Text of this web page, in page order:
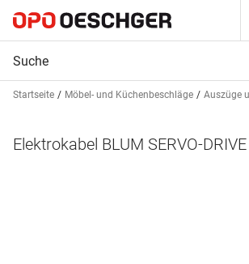
Startseite Möbel- und Küchenbeschläge Auszüge
Elektrokabel BLUM SERVO-DRIVE